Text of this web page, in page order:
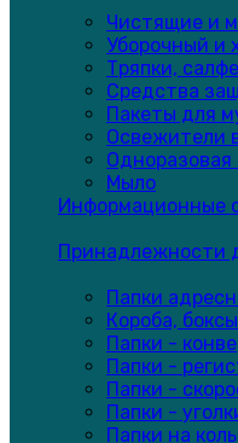
Чистящие и
Уборочный и
Тряпки,
Средства
Пакеты для
Освежители
Одноразовая
Мыло
Информационные
Принадлежности
Папки
Короба, боксы
Папки -
Папки -
Папки -
Папки -
Папки на